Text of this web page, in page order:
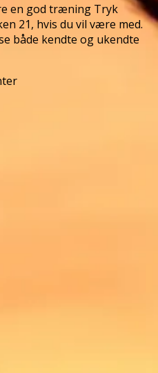
en god træning Tryk
21, hvis du vil være med.
både kendte og ukendte